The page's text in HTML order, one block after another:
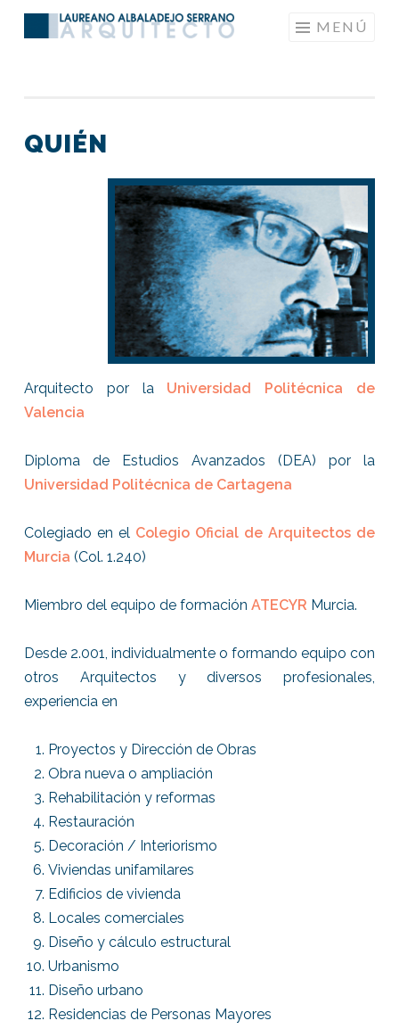
Saltar
MENÚ
QUIÉN
Arquitecto por la Universidad Politécnica de
Valencia
Diploma de Estudios Avanzados (DEA) por la
Universidad Politécnica de Cartagena
Colegiado en el Colegio Oficial de Arquitectos de
Murcia (Col. 1.240)
Miembro del equipo de formación ATECYR Murcia.
Desde 2.001, individualmente o formando equipo con
otros Arquitectos y diversos profesionales,
experiencia en
Proyectos y Dirección de Obras
Obra nueva o ampliación
Rehabilitación y reformas
Restauración
Decoración / Interiorismo
Viviendas unifamilares
Edificios de vivienda
Locales comerciales
Diseño y cálculo estructural
Urbanismo
Diseño urbano
Residencias de Personas Mayores